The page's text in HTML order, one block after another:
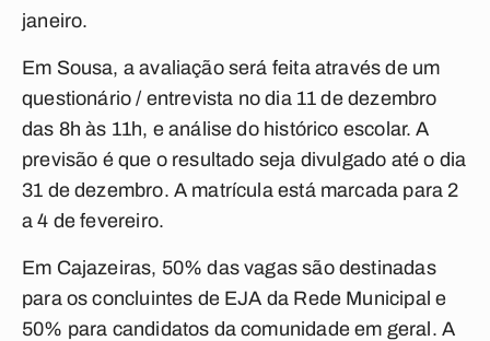
janeiro.
Em Sousa, a avaliação será feita através de um
questionário / entrevista no dia 11 de dezembro
das 8h às 11h, e análise do histórico escolar. A
previsão é que o resultado seja divulgado até o dia
31 de dezembro. A matrícula está marcada para 2
a 4 de fevereiro.
Em Cajazeiras, 50% das vagas são destinadas
para os concluintes de EJA da Rede Municipal e
50% para candidatos da comunidade em geral. A